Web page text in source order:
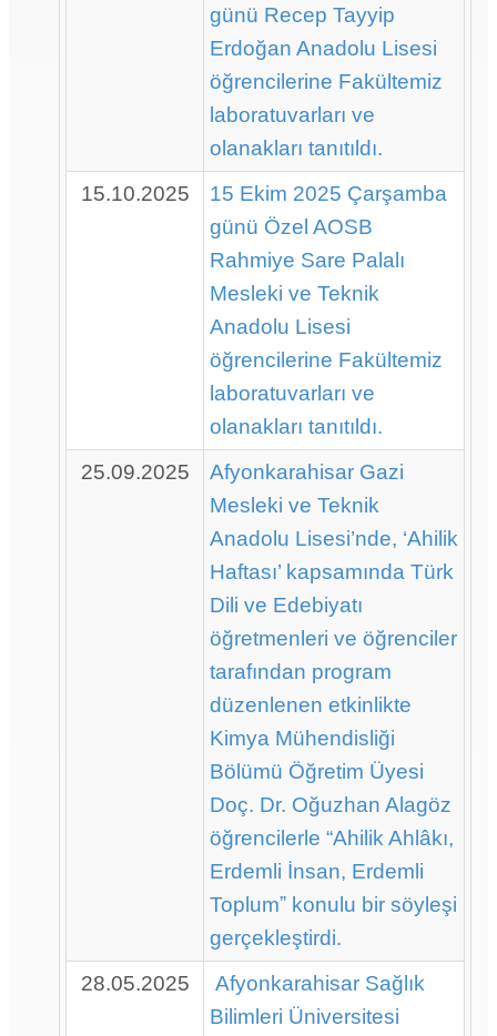
günü Recep Tayyip
Erdoğan Anadolu Lisesi
öğrencilerine Fakültemiz
laboratuvarları ve
olanakları tanıtıldı.
15.10.2025
15 Ekim 2025 Çarşamba
günü Özel AOSB
Rahmiye Sare Palalı
Mesleki ve Teknik
Anadolu Lisesi
öğrencilerine Fakültemiz
laboratuvarları ve
olanakları tanıtıldı.
25.09.2025
Afyonkarahisar Gazi
Mesleki ve Teknik
Anadolu Lisesi’nde, ‘Ahilik
Haftası’ kapsamında Türk
Dili ve Edebiyatı
öğretmenleri ve öğrenciler
tarafından program
düzenlenen etkinlikte
Kimya Mühendisliği
Bölümü Öğretim Üyesi
Doç. Dr. Oğuzhan Alagöz
öğrencilerle “Ahilik Ahlâkı,
Erdemli İnsan, Erdemli
Toplumˮ konulu bir söyleşi
gerçekleştirdi.
28.05.2025
Afyonkarahisar Sağlık
Bilimleri Üniversitesi